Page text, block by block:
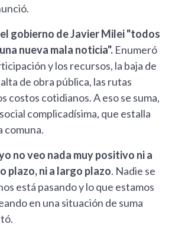
gobierno de Javier Milei "todos
nueva mala noticia". Enumeró
y los recursos, la baja de
de obra pública, las rutas
costos cotidianos. A eso se suma,
complicadísima, que estalla
comuna.
no veo nada muy positivo ni a
plazo, ni a largo plazo. Nadie se
está pasando y lo que estamos
en una situación de suma